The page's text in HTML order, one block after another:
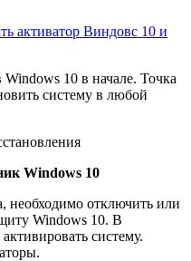
активатор Виндовс 10 и
10 в начале. Точка
систему в любой
Windows 10
необходимо отключить или
Windows 10. В
систему.